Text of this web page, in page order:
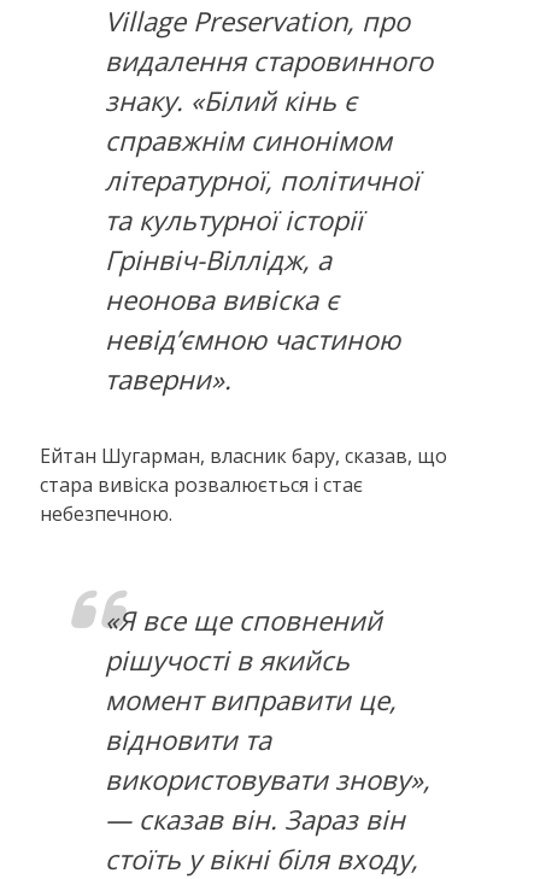
Village Preservation, про
видалення старовинного
знаку. «Білий кінь є
справжнім синонімом
літературної, політичної
та культурної історії
Грінвіч-Віллідж, а
неонова вивіска є
невід’ємною частиною
таверни».
Ейтан Шугарман, власник бару, сказав, що
стара вивіска розвалюється і стає
небезпечною.
«Я все ще сповнений
рішучості в якийсь
момент виправити це,
відновити та
використовувати знову»,
— сказав він. Зараз він
стоїть у вікні біля входу,